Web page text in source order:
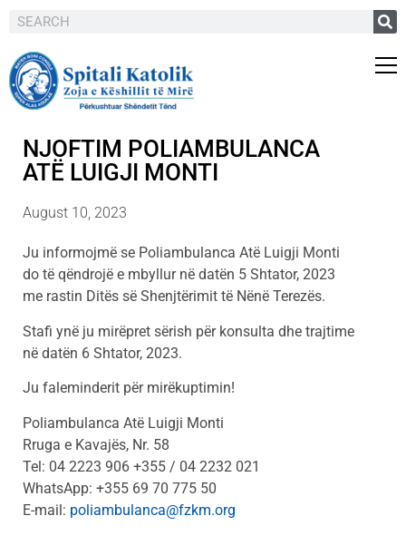
NJOFTIM POLIAMBULANCA
ATË LUIGJI MONTI
August 10, 2023
Ju informojmë se Poliambulanca Atë Luigji Monti
do të qëndrojë e mbyllur në datën 5 Shtator, 2023
me rastin Ditës së Shenjtërimit të Nënë Terezës.
Stafi ynë ju mirëpret sërish për konsulta dhe trajtime
në datën 6 Shtator, 2023.
Ju faleminderit për mirëkuptimin!
Poliambulanca Atë Luigji Monti
Rruga e Kavajës, Nr. 58
Tel: 04 2223 906 +355 / 04 2232 021
WhatsApp: +355 69 70 775 50
E-mail: poliambulanca@fzkm.org